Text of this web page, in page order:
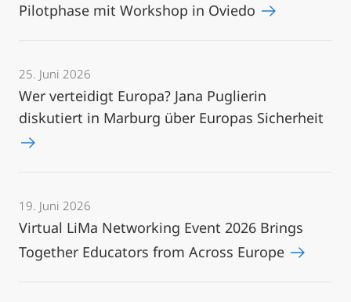
Pilotphase mit Workshop in Oviedo
25. Juni 2026
Wer verteidigt Europa? Jana Puglierin
diskutiert in Marburg über Europas Sicherheit
19. Juni 2026
Virtual LiMa Networking Event 2026 Brings
Together Educators from Across Europe